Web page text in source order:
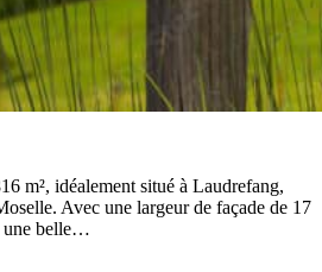
m², idéalement situé à Laudrefang,
Avec une largeur de façade de 17
une belle…